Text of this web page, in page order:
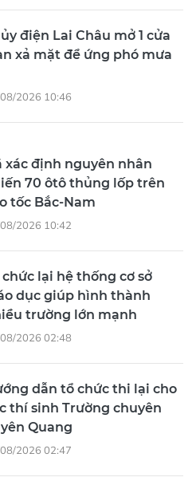
điện Lai Châu mở 1 cửa
xả mặt để ứng phó mưa
2026 10:46
xác định nguyên nhân
70 ôtô thủng lốp trên
tốc Bắc-Nam
2026 10:42
chức lại hệ thống cơ sở
dục giúp hình thành
trường lớn mạnh
2026 02:48
dẫn tổ chức thi lại cho
thí sinh Trường chuyên
Quang
2026 02:47